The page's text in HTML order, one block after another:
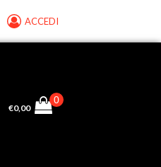
ACCEDI
€0,00